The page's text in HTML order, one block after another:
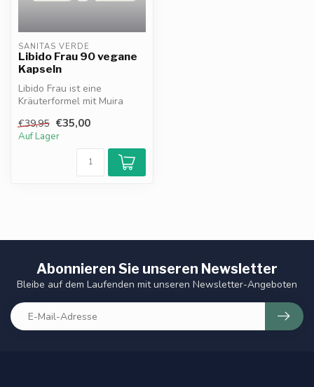
SANITAS VERDE
Libido Frau 90 vegane
Kapseln
Libido Frau ist eine
Kräuterformel mit Muira
Biloba und Z...
€39,95 €35,00
Auf Lager
Abonnieren Sie unseren Newsletter
Bleibe auf dem Laufenden mit unseren Newsletter-Angeboten